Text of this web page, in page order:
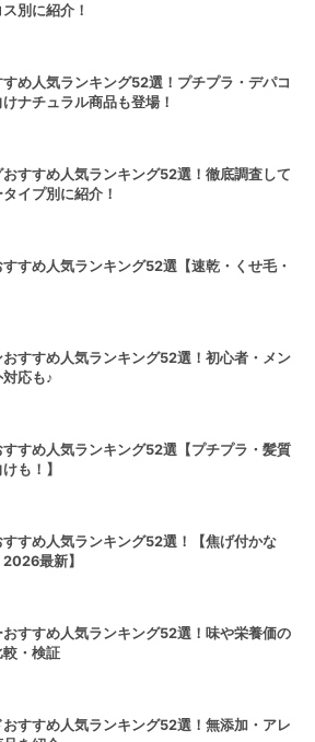
別に紹介！
め人気ランキング52選！プチプラ・デパコ
ナチュラル商品も登場！
すすめ人気ランキング52選！徹底調査して
イプ別に紹介！
すすめ人気ランキング52選【速乾・くせ毛・
すすめ人気ランキング52選！初心者・メン
応も♪
すめ人気ランキング52選【プチプラ・髪質
も！】
すすめ人気ランキング52選！【焦げ付かな
最新】
おすすめ人気ランキング52選！味や栄養価の
・検証
おすすめ人気ランキング52選！無添加・アレ